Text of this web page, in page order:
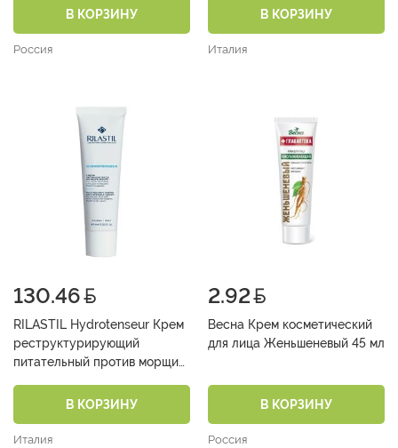
В КОРЗИНУ
Россия
В КОРЗИНУ
Италия
130.46
RILASTIL Hydrotenseur Крем
реструктурирующий
питательный против морщин
В КОРЗИНУ
Италия
2.92
Весна Крем косметический
для лица Женьшеневый 45 мл
В КОРЗИНУ
Россия